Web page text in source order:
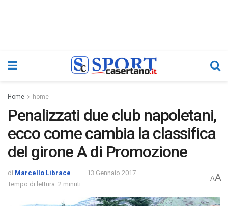
Home home
Penalizzati due club napoletani,
ecco come cambia la classifica
del girone A di Promozione
di Marcello Librace
13 Gennaio 2017
Tempo di lettura: 2 minuti
AA